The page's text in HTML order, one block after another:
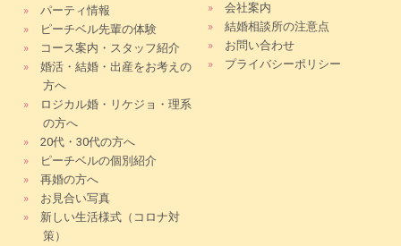
»
パーティ情報
»
ピーチベル先輩の体験
»
コース案内・スタッフ紹介
»
婚活・結婚・出産をお考えの
方へ
»
ロジカル婚・リケジョ・理系
の方へ
»
20代・30代の方へ
»
ピーチベルの個別紹介
»
再婚の方へ
»
お見合い写真
»
新しい生活様式（コロナ対
策）
»
会社案内
»
結婚相談所の注意点
»
お問い合わせ
»
プライバシーポリシー